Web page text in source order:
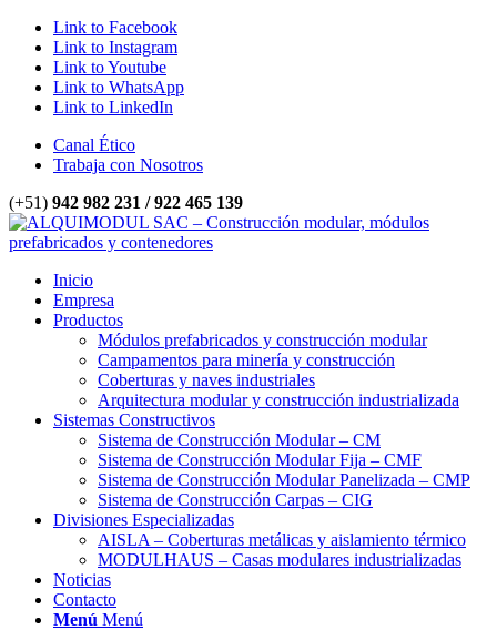
Link to Facebook
Link to Instagram
Link to Youtube
Link to WhatsApp
Link to LinkedIn
Canal Ético
Trabaja con Nosotros
(+51) 942 982 231 / 922 465 139
Inicio
Empresa
Productos
Módulos prefabricados y construcción modular
Campamentos para minería y construcción
Coberturas y naves industriales
Arquitectura modular y construcción industrializada
Sistemas Constructivos
Sistema de Construcción Modular – CM
Sistema de Construcción Modular Fija – CMF
Sistema de Construcción Modular Panelizada – CMP
Sistema de Construcción Carpas – CIG
Divisiones Especializadas
AISLA – Coberturas metálicas y aislamiento térmico
MODULHAUS – Casas modulares industrializadas
Noticias
Contacto
Menú Menú